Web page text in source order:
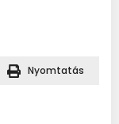
Nyomtatás